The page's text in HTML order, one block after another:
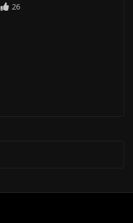
26